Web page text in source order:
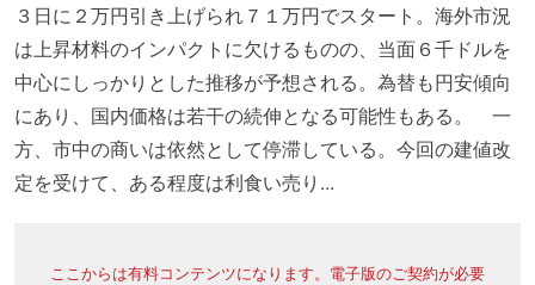
３日に２万円引き上げられ７１万円でスタート。海外市況
は上昇材料のインパクトに欠けるものの、当面６千ドルを
中心にしっかりとした推移が予想される。為替も円安傾向
にあり、国内価格は若干の続伸となる可能性もある。 一
方、市中の商いは依然として停滞している。今回の建値改
定を受けて、ある程度は利食い売り...
ここからは有料コンテンツになります。電子版のご契約が必要